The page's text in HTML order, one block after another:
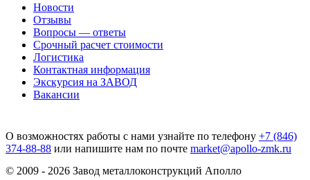
Новости
Отзывы
Вопросы — ответы
Срочный расчет стоимости
Логистика
Контактная информация
Экскурсия на ЗАВОД
Вакансии
О возможностях работы с нами узнайте по телефону +7 (846)
374-88-88 или напишите нам по почте market@apollo-zmk.ru
© 2009 - 2026 Завод металлоконструкций Аполло